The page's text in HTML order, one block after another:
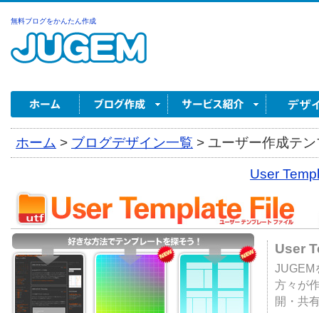
無料ブログをかんたん作成
ホーム > ブログデザイン一覧 > ユーザー作成テ
User
User
JUGEM
方々が
開・共